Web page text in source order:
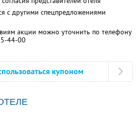
с другими спецпредложениями
акции можно уточнить по телефону
44-00
купоном